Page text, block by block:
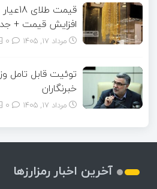
افزایش قیمت +
مرداد ۱۷, ۱۴۰۵
توئیت قابل تامل
خبرنگاران
مرداد ۱۷, ۱۴۰۵
آخرین اخبار رمزارزها